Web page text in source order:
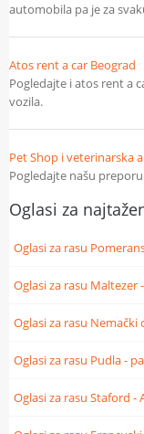
automobila pa je za
Atos rent a car Beograd
Pogledajte i atos rent a
vozila.
Pet Shop i veterinarska
Pogledajte našu
Oglasi za
Oglasi za rasu
Oglasi za rasu Maltezer
Oglasi za rasu Nemački
Oglasi za rasu Pudla -
Oglasi za rasu Staford